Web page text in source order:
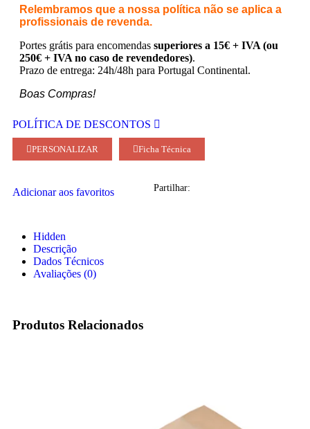
Relembramos que a nossa política não se aplica a
profissionais de revenda.
Portes grátis para encomendas superiores a 15€ + IVA (ou
250€ + IVA no caso de revendedores).
Prazo de entrega: 24h/48h para Portugal Continental.
Boas Compras!
POLÍTICA DE DESCONTOS
PERSONALIZAR Ficha Técnica
Adicionar aos favoritos Partilhar:
Hidden
Descrição
Dados Técnicos
Avaliações (0)
Produtos Relacionados